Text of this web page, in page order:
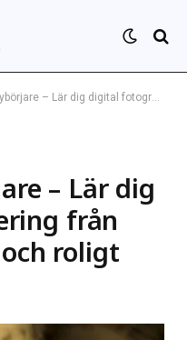
Lär dig digital fotografering från grunden enkelt och roligt
– Lär dig
från
roligt